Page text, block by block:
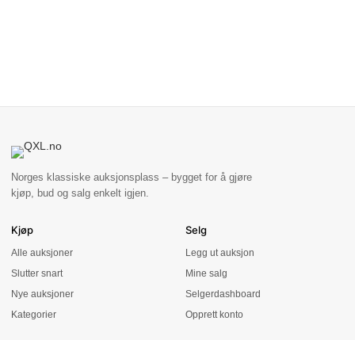
Norges klassiske auksjonsplass – bygget for å gjøre
kjøp, bud og salg enkelt igjen.
Kjøp
Alle auksjoner
Slutter snart
Nye auksjoner
Kategorier
Selg
Legg ut auksjon
Mine salg
Selgerdashboard
Opprett konto